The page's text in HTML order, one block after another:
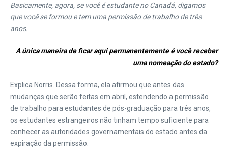
Basicamente, agora, se você é estudante no Canadá, digamos
que você se formou e tem uma permissão de trabalho de três
anos.
A única maneira de ficar aqui permanentemente é você receber
uma nomeação do estado?
Explica Norris. Dessa forma, ela afirmou que antes das
mudanças que serão feitas em abril, estendendo a permissão
de trabalho para estudantes de pós-graduação para três anos,
os estudantes estrangeiros não tinham tempo suficiente para
conhecer as autoridades governamentais do estado antes da
expiração da permissão.